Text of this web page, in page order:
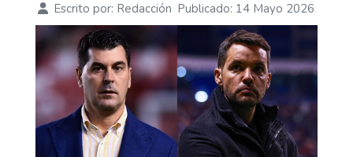
Escrito por: Redacción Publicado: 14 Mayo 2026